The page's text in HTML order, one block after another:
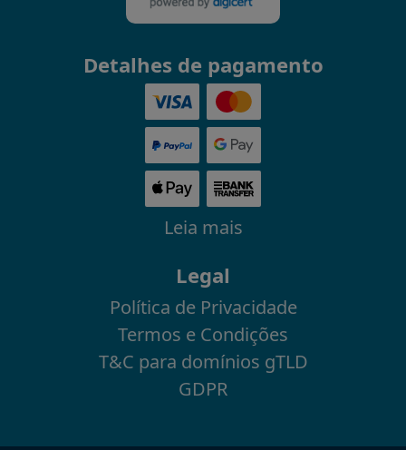
Detalhes de pagamento
Leia mais
Legal
Política de Privacidade
Termos e Condições
T&C para domínios gTLD
GDPR